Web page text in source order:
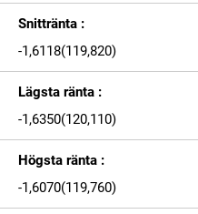
Snittränta :
-1,6118(119,820)
Lägsta ränta :
-1,6350(120,110)
Högsta ränta :
-1,6070(119,760)